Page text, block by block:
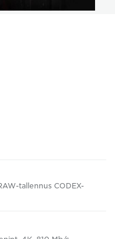
tallennus CODEX-